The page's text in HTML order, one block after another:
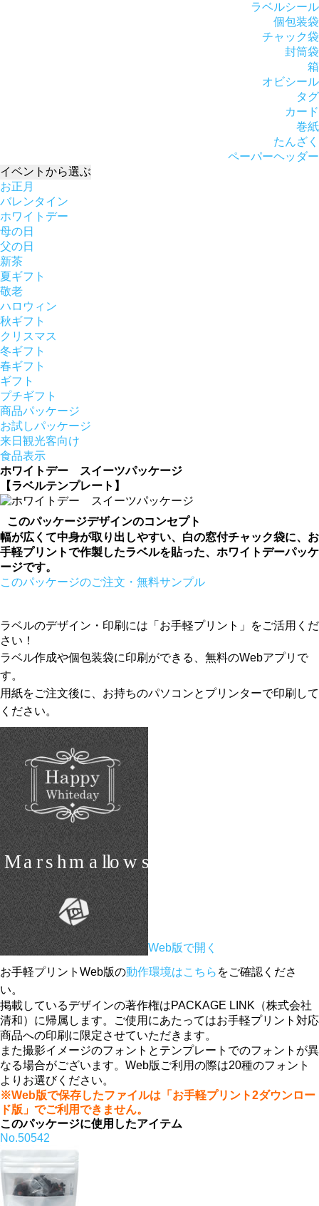
ラベルシール
個包装袋
チャック袋
封筒袋
箱
オビシール
タグ
カード
巻紙
たんざく
ペーパーヘッダー
イベント から選ぶ
お正月
バレンタイン
ホワイトデー
母の日
父の日
新茶
夏ギフト
敬老
ハロウィン
秋ギフト
クリスマス
冬ギフト
春ギフト
ギフト
プチギフト
商品パッケージ
お試しパッケージ
来日観光客向け
食品表示
ホワイトデー スイーツパッケージ
【ラベルテンプレート】
このパッケージデザインのコンセプト
幅が広くて中身が取り出しやすい、白の窓付チャック袋に、お
手軽プリントで作製したラベルを貼った、ホワイトデーパッケ
ージです。
このパッケージのご注文・無料サンプル
ラベルのデザイン・印刷には「お手軽プリント」をご活用くだ
さい！
ラベル作成や個包装袋に印刷ができる、無料のWebアプリで
す。
用紙をご注文後に、お持ちのパソコンとプリンターで印刷して
ください。
Web版で開く
お手軽プリントWeb版の動作環境はこちら をご確認くださ
い。
掲載しているデザインの著作権はPACKAGE LINK（株式会社
清和）に帰属します。ご使用にあたってはお手軽プリント対応
商品への印刷に限定させていただきます。
また撮影イメージのフォントとテンプレートでのフォントが異
なる場合がございます。Web版ご利用の際は20種のフォント
よりお選びください。
※Web版で保存したファイルは「お手軽プリント2ダウンロー
ド版」でご利用できません。
このパッケージに使用したアイテム
No.50542